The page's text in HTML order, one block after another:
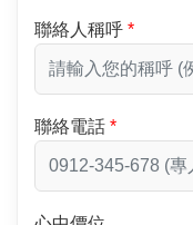
聯絡人稱呼
聯絡電話